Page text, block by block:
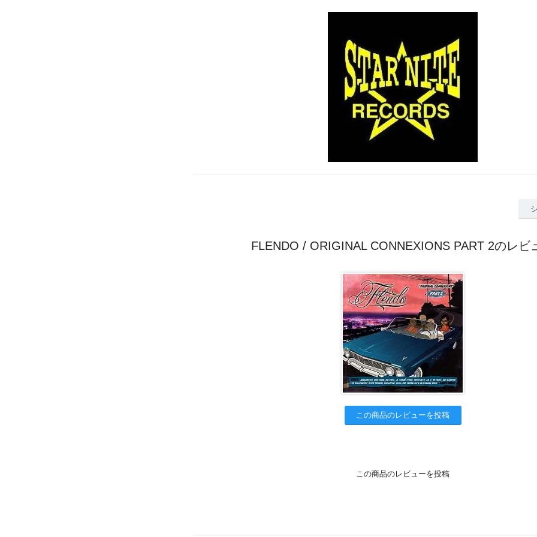
FLENDO / ORIGINAL CONNEXIONS PART 2のレビ
この商品のレビューを投稿
この商品のレビューを投稿